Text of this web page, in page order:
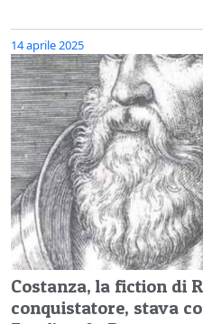
14 aprile 2025
Costanza, la fiction di
conquistatore, stava